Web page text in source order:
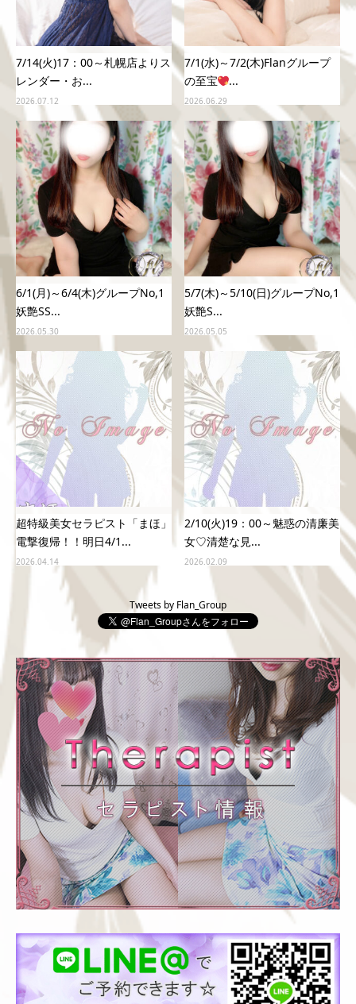
7/14(火)17：00～札幌店よりス
レンダー・お...
2026.07.12
7/1(水)～7/2(木)Flanグループ
の至宝
...
2026.06.29
6/1(月)～6/4(木)グループNo,1
妖艶SS...
2026.05.30
5/7(木)～5/10(日)グループNo,1
妖艶S...
2026.05.05
超特級美女セラピスト「まほ」
電撃復帰！！明日4/1...
2026.04.14
2/10(火)19：00～魅惑の清廉美
女♡清楚な見...
2026.02.09
Tweets by Flan_Group